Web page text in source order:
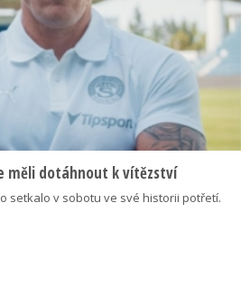
měli dotáhnout k vítězství
setkalo v sobotu ve své historii potřetí.